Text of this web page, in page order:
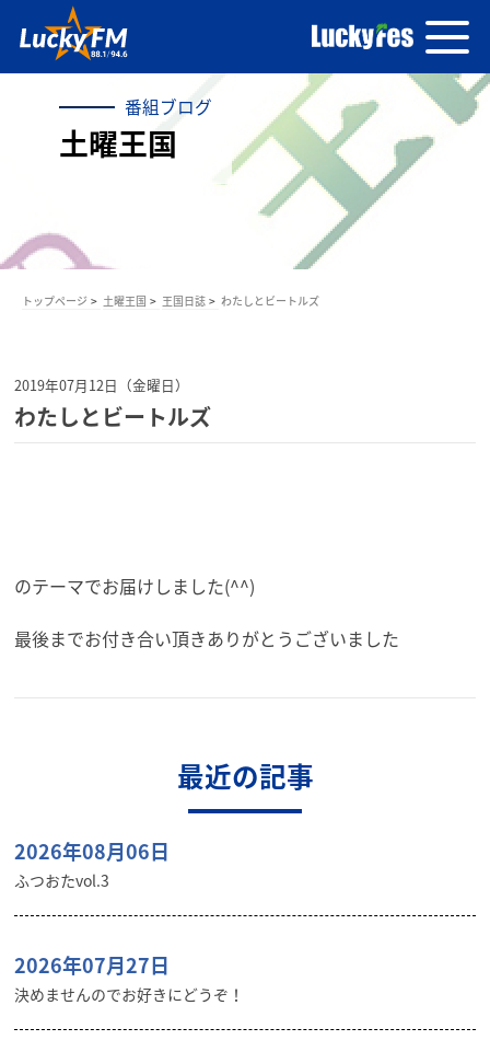
番組ブログ
土曜王国
トップページ 土曜王国 王国日誌 わたしとビートルズ
2019年07月12日（金曜日）
わたしとビートルズ
のテーマでお届けしました(^^)
最後までお付き合い頂きありがとうございました
最近の記事
2026年08月06日
ふつおたvol.3
2026年07月27日
決めませんのでお好きにどうぞ！